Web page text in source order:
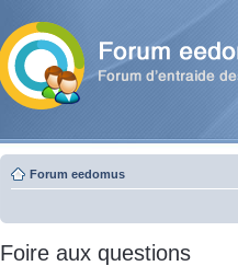
Forum eedomus
Foire aux questions